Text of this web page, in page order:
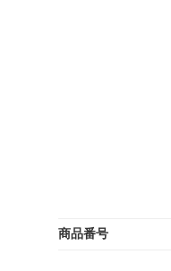
商品番号